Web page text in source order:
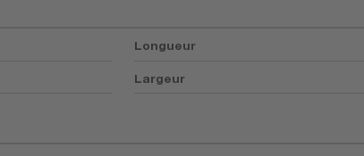
Longueur
Largeur